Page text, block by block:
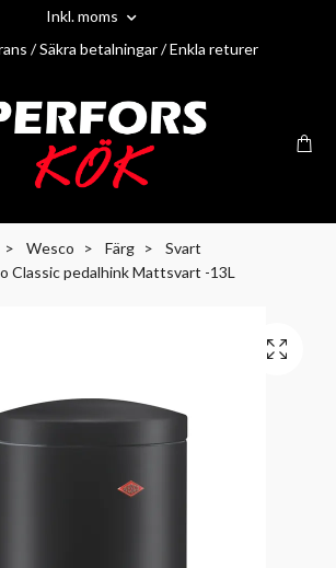
Inkl. moms
/ Säkra betalningar / Enkla returer
Wesco Färg
Svart
Classic pedalhink Mattsvart -13L